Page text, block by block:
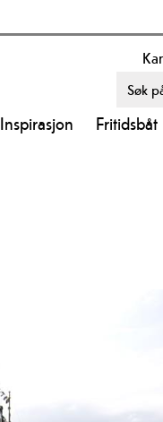
Inspirasjon Fritidsbåt